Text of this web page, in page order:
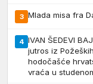
3 Mlada misa fra
4 IVAN ŠEDEVI
jutros iz
hodočašće
vraća u